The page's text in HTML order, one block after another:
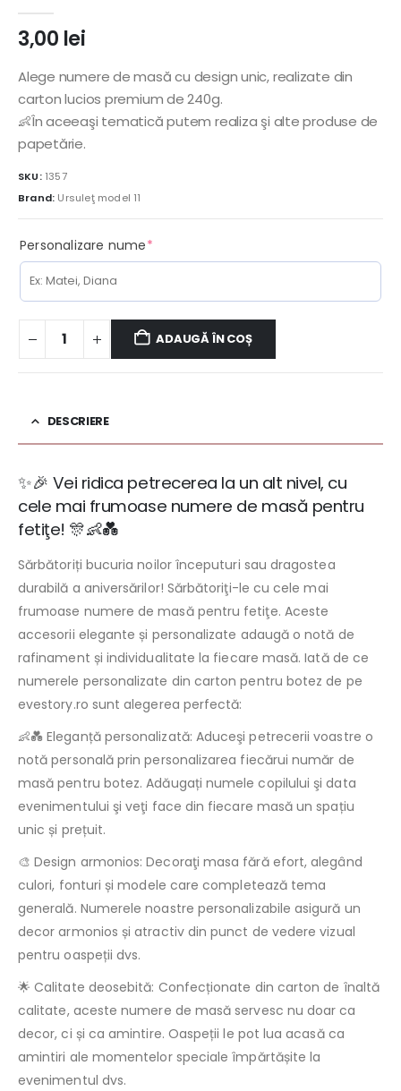
3,00 lei
Alege numere de masă cu design unic, realizate din
carton lucios premium de 240g.
👶În aceeaşi tematică putem realiza şi alte produse de
papetărie.
SKU: 1357
Brand: Ursuleţ model 11
Personalizare nume*(required)
ADAUGĂ ÎN COȘ
DESCRIERE
✨🎉 Vei ridica petrecerea la un alt nivel, cu
cele mai frumoase numere de masă pentru
fetiţe! 🎊👶💑
Sărbătoriți bucuria noilor începuturi sau dragostea
durabilă a aniversărilor! Sărbătoriţi-le cu cele mai
frumoase numere de masă pentru fetiţe. Aceste
accesorii elegante și personalizate adaugă o notă de
rafinament și individualitate la fiecare masă. Iată de ce
numerele personalizate din carton pentru botez de pe
evestory.ro sunt alegerea perfectă:
👶💑 Eleganță personalizată: Aduceşi petrecerii voastre o
notă personală prin personalizarea fiecărui număr de
masă pentru botez. Adăugați numele copilului şi data
evenimentului şi veţi face din fiecare masă un spațiu
unic și prețuit.
🎨 Design armonios: Decoraţi masa fără efort, alegând
culori, fonturi și modele care completează tema
generală. Numerele noastre personalizabile asigură un
decor armonios și atractiv din punct de vedere vizual
pentru oaspeții dvs.
🌟 Calitate deosebită: Confecționate din carton de înaltă
calitate, aceste numere de masă servesc nu doar ca
decor, ci și ca amintire. Oaspeții le pot lua acasă ca
amintiri ale momentelor speciale împărtășite la
evenimentul dvs.